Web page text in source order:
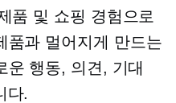
품 및 쇼핑 경험으로
품과 멀어지게 만드는
운 행동, 의견, 기대
다.